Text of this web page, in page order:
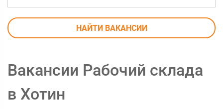
НАЙТИ ВАКАНСИИ
Вакансии Рабочий склада
в Хотин